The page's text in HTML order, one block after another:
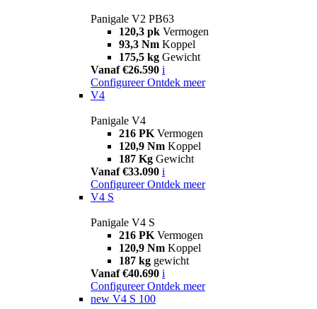
Panigale V2 PB63
120,3 pk Vermogen
93,3 Nm Koppel
175,5 kg Gewicht
Vanaf €26.590 i
Configureer Ontdek meer
V4
Panigale V4
216 PK Vermogen
120,9 Nm Koppel
187 Kg Gewicht
Vanaf €33.090 i
Configureer Ontdek meer
V4 S
Panigale V4 S
216 PK Vermogen
120,9 Nm Koppel
187 kg gewicht
Vanaf €40.690 i
Configureer Ontdek meer
new V4 S 100